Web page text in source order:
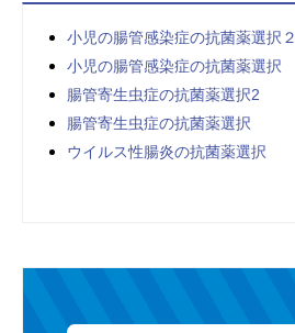
小児の腸管感染症の抗菌薬選択２
小児の腸管感染症の抗菌薬選択
腸管寄生虫症の抗菌薬選択2
腸管寄生虫症の抗菌薬選択
ウイルス性腸炎の抗菌薬選択